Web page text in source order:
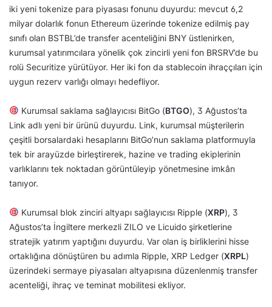
iki yeni tokenize para piyasası fonunu duyurdu: mevcut 6,2
milyar dolarlık fonun Ethereum üzerinde tokenize edilmiş pay
sınıfı olan BSTBL’de transfer acenteliğini BNY üstlenirken,
kurumsal yatırımcılara yönelik çok zincirli yeni fon BRSRV’de bu
rolü Securitize yürütüyor. Her iki fon da stablecoin ihraççıları için
uygun rezerv varlığı olmayı hedefliyor.
Kurumsal saklama sağlayıcısı BitGo (BTGO), 3 Ağustos’ta
Link adlı yeni bir ürünü duyurdu. Link, kurumsal müşterilerin
çeşitli borsalardaki hesaplarını BitGo’nun saklama platformuyla
tek bir arayüzde birleştirerek, hazine ve trading ekiplerinin
varlıklarını tek noktadan görüntüleyip yönetmesine imkân
tanıyor.
Kurumsal blok zinciri altyapı sağlayıcısı Ripple (XRP), 3
Ağustos’ta İngiltere merkezli ZILO ve Licuido şirketlerine
stratejik yatırım yaptığını duyurdu. Var olan iş birliklerini hisse
ortaklığına dönüştüren bu adımla Ripple, XRP Ledger (XRPL)
üzerindeki sermaye piyasaları altyapısına düzenlenmiş transfer
acenteliği, ihraç ve teminat mobilitesi ekliyor.